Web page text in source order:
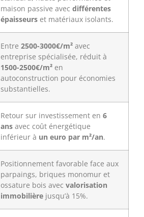
maison passive avec différentes
épaisseurs et matériaux isolants.
Entre 2500-3000€/m² avec
entreprise spécialisée, réduit à
1500-2500€/m² en
autoconstruction pour économies
substantielles.
Retour sur investissement en 6
ans avec coût énergétique
inférieur à un euro par m²/an.
Positionnement favorable face aux
parpaings, briques monomur et
ossature bois avec valorisation
immobilière jusqu’à 15%.